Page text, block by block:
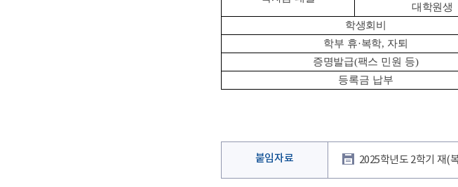
대학원생
학생회비
학부 휴·복학, 자퇴
증명발급(팩스 민원 등)
등록금 납부
붙임자료 2025학년도 2학기 재(